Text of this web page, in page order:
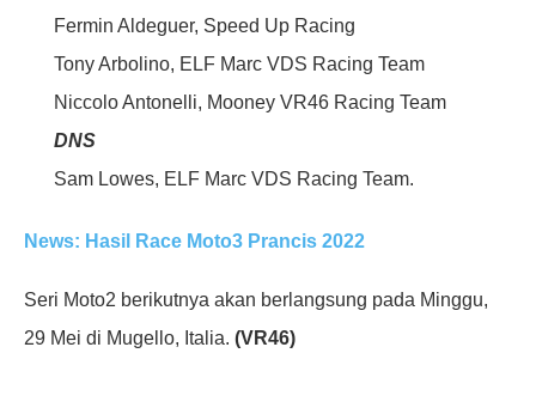
Fermin Aldeguer, Speed Up Racing
Tony Arbolino, ELF Marc VDS Racing Team
Niccolo Antonelli, Mooney VR46 Racing Team
DNS
Sam Lowes, ELF Marc VDS Racing Team.
News: Hasil Race Moto3 Prancis 2022
Seri Moto2 berikutnya akan berlangsung pada Minggu,
29 Mei di Mugello, Italia. (VR46)